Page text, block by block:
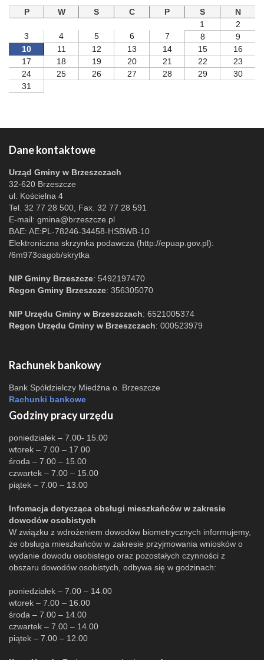
P
W S C P S
N
1
2
3
4 5 6 7 8
9
10
11 12 13 14 15
16
17
18 19 20 21 22
23
24
25 26 27 28 29
30
31
Dane kontaktowe
Urząd Gminy w Brzeszczach
32-620 Brzeszcze
ul. Kościelna 4
Tel. 32 77 28 500, Fax. 32 77 28 591
E-mail: gmina@brzeszcze.pl
BAE: AE:PL-78246-34458-HSBWB-10
Elektroniczna skrzynka podawcza (http://epuap.gov.pl):
/6m973oagob/skrytka
NIP Gminy Brzeszcze: 5492197470
Regon Gminy Brzeszcze: 356305070
NIP Urzędu Gminy w Brzeszczach: 6521005374
Regon Urzędu Gminy w Brzeszczach: 000523979
Rachunek bankowy
Bank Spółdzielczy Miedźna o. Brzeszcze
Rachunki bankowe
Godziny pracy urzędu
poniedziałek – 7.00- 15.00
wtorek – 7.00 – 17.00
środa – 7.00 – 15.00
czwartek – 7.00 – 15.00
piątek – 7.00 – 13.00
Infomacja dotycząca obsługi mieszkańców w zakresie
dowodów osobistych
W związku z wdrożeniem dowodów biometrycznych informujemy,
że obsługa mieszkańców w zakresie przyjmowania wniosków o
wydanie dowodu osobistego oraz pozostałych czynności z
obszaru dowodów osobistych, odbywa się w godzinach:
poniedziałek – 7.00 – 14.00
wtorek – 7.00 – 16.00
środa – 7.00 – 14.00
czwartek – 7.00 – 14.00
piątek – 7.00 – 12.00